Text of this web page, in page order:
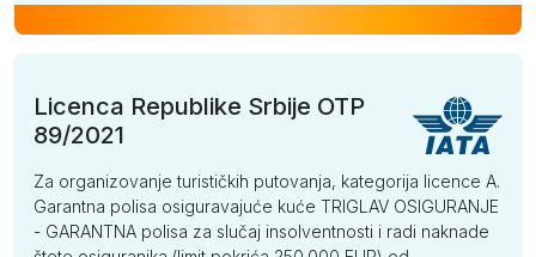
Licenca Republike Srbije OTP
89/2021
Za organizovanje turističkih putovanja, kategorija licence A.
Garantna polisa osiguravajuće kuće TRIGLAV OSIGURANJE
- GARANTNA polisa za slučaj insolventnosti i radi naknade